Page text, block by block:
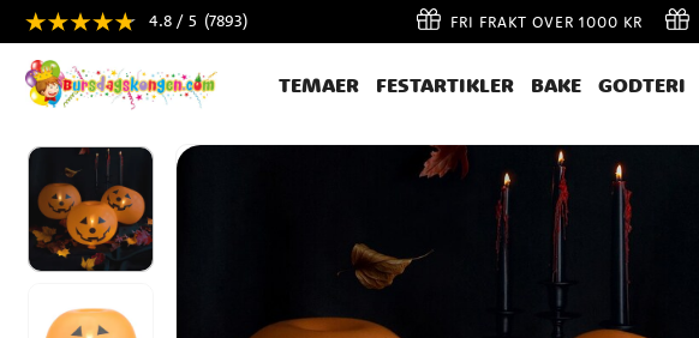
4.8 / 5 (7893) FRI FRAKT OVER 1000 KR
TEMAER FESTARTIKLER BAKE GODTERI